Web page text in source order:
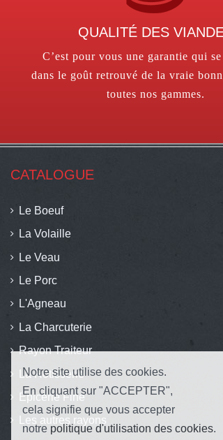
QUALITÉ DES
C’est pour vous une garantie qui
dans le goût retrouvé de la vraie
toutes nos gammes.
CATALOGUE
Le Boeuf
La Volaille
Le Veau
Le Porc
L'Agneau
La Charcuterie
Rayon Traiteur
La Rotisserie
Épicerie Fine
Les autres rayons
Notre site utilise des cookies.
En cliquant sur "ACCEPTER",
cela signifie que vous accepter
notre politique d'utilisation des cookies.